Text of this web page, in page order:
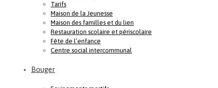
Tarifs
Maison de la Jeunesse
Maison des familles et du lien
Restauration scolaire et périscolaire
Fête de l’enfance
Centre social intercommunal
Bouger